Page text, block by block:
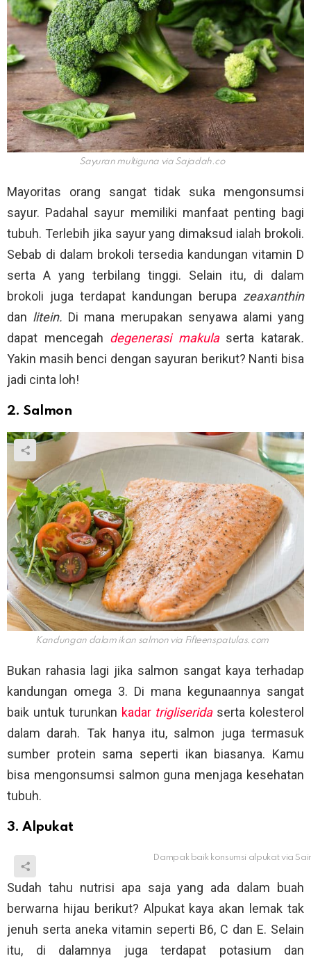
Sayuran multiguna via Sajadah.co
Mayoritas orang sangat tidak suka mengonsumsi
sayur. Padahal sayur memiliki manfaat penting bagi
tubuh. Terlebih jika sayur yang dimaksud ialah brokoli.
Sebab di dalam brokoli tersedia kandungan vitamin D
serta A yang terbilang tinggi. Selain itu, di dalam
brokoli juga terdapat kandungan berupa zeaxanthin
dan litein. Di mana merupakan senyawa alami yang
dapat mencegah degenerasi makula serta katarak.
Yakin masih benci dengan sayuran berikut? Nanti bisa
jadi cinta loh!
2. Salmon
Kandungan dalam ikan salmon via Fifteenspatulas.com
Bukan rahasia lagi jika salmon sangat kaya terhadap
kandungan omega 3. Di mana kegunaannya sangat
baik untuk turunkan kadar trigliseridaserta kolesterol
dalam darah. Tak hanya itu, salmon juga termasuk
sumber protein sama seperti ikan biasanya. Kamu
bisa mengonsumsi salmon guna menjaga kesehatan
tubuh.
3. Alpukat
Dampak baik konsumsi alpukat via
Sudah tahu nutrisi apa saja yang ada dalam buah
berwarna hijau berikut? Alpukat kaya akan lemak tak
jenuh serta aneka vitamin seperti B6, C dan E. Selain
itu, di dalamnya juga terdapat potasium dan